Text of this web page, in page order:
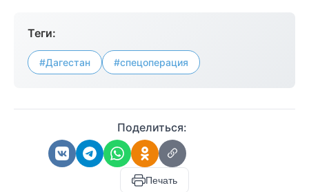
Теги:
#Дагестан #спецоперация
Поделиться:
Печать